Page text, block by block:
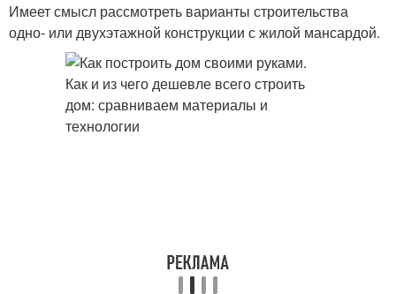
Имеет смысл рассмотреть варианты строительства
одно- или двухэтажной конструкции с жилой мансардой.